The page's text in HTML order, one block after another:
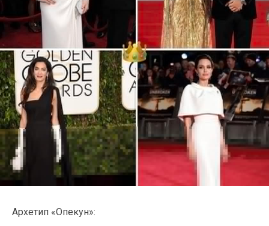
Архетип «Опекун»: